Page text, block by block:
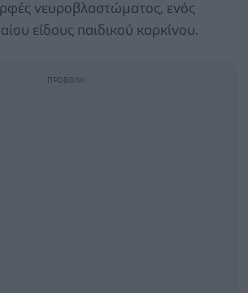
νευροβλαστώματος, ενός
είδους παιδικού καρκίνου.